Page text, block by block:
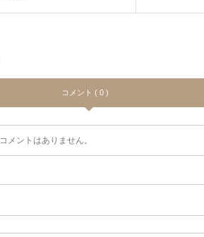
コメント ( 0 )
メントはありません。